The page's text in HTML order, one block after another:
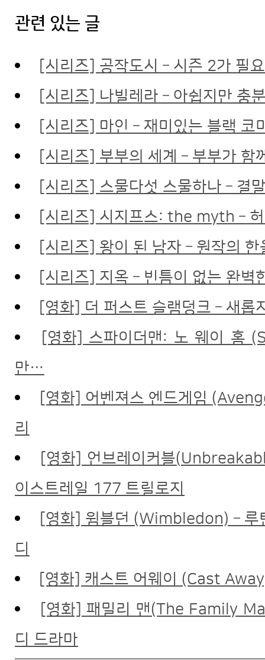
관련 있는 글
[시리즈] 공작도시 – 시즌 2가 필
[시리즈] 나빌레라 – 아쉽지만 충
[시리즈] 마인 – 재미있는 블랙 코
[시리즈] 부부의 세계 – 부부가 함
[시리즈] 스물다섯 스물하나 – 결
[시리즈] 시지프스: the myth –
[시리즈] 왕이 된 남자 – 원작의
[시리즈] 지옥 – 빈틈이 없는 완벽
[영화] 더 퍼스트 슬램덩크 – 새
[영화] 스파이더맨: 노 웨이 홈
만…
[영화] 어벤져스 엔드게임
리
[영화] 언브레이커블
이스트레일 177 트릴로지
[영화] 윔블던 (Wimbledon) – 루
디
[영화] 캐스트 어웨이 (Cast
[영화] 패밀리 맨(The Family
디 드라마